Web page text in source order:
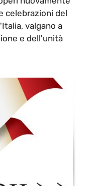
celebrazioni del
valgano a
e dell'unità